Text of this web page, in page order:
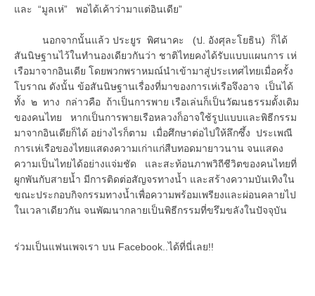
และ “มูลเห่” พอได้เค้าว่ามาแต่อินเดีย”
นอกจากนั้นแล้ว ประยูร พิศนาคะ (ป. อังศุละโยธิน) ก็ได้
สันนิษฐานไว้ในทำนองเดียวกันว่า ชาติไทยคงได้รับแบบแผนการ เห่
เรือมาจากอินเดีย โดยพวกพราหมณ์นำเข้ามาสู่ประเทศไทยเมื่อครั้ง
โบราณ ดังนั้น ข้อสันนิษฐานเรื่องที่มาของการเห่เรือจึงอาจ เป็นได้
ทั้ง ๒ ทาง กล่าวคือ ถ้าเป็นการพาย เรือเล่นก็เป็นวัฒนธรรมดั้งเดิม
ของคนไทย หากเป็นการพายเรือหลวงก็อาจใช้รูปแบบและพิธีกรรม
มาจากอินเดียก็ได้ อย่างไรก็ตาม เมื่อศึกษาต่อไปให้ลึกซึ้ง ประเพณี
การเห่เรือของไทยแสดงความเก่าแก่สืบทอดมายาวนาน จนแสดง
ความเป็นไทยได้อย่างแจ่มชัด และสะท้อนภาพวิถีชีวิตของคนไทยที่
ผูกพันกับสายน้ำ มีการติดต่อสัญจรทางน้ำ และสร้างความบันเทิงใน
ขณะประกอบกิจกรรมทางน้ำเพื่อความพร้อมเพรียงและผ่อนคลายไป
ในเวลาเดียวกัน จนพัฒนากลายเป็นพิธีกรรมที่ขรึมขลังในปัจจุบัน
ร่วมเป็นแฟนเพจเรา บน Facebook..ได้ที่นี่เลย!!